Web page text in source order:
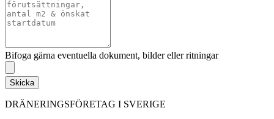
Bifoga gärna eventuella dokument, bilder eller ritningar
Skicka
DRÄNERINGSFÖRETAG I SVERIGE